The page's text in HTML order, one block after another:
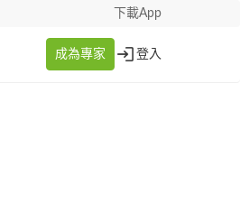
下載App
成為專家 登入